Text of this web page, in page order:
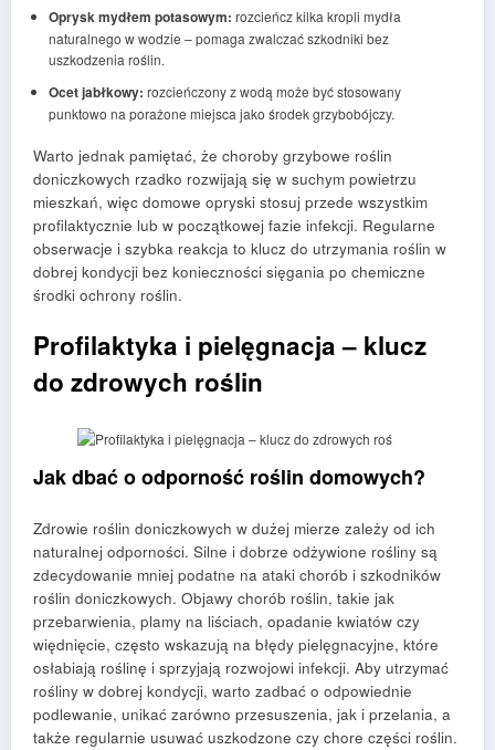
Oprysk mydłem potasowym: rozcieńcz kilka kropli mydła
naturalnego w wodzie – pomaga zwalczać szkodniki bez
uszkodzenia roślin.
Ocet jabłkowy: rozcieńczony z wodą może być stosowany
punktowo na porażone miejsca jako środek grzybobójczy.
Warto jednak pamiętać, że choroby grzybowe roślin
doniczkowych rzadko rozwijają się w suchym powietrzu
mieszkań, więc domowe opryski stosuj przede wszystkim
profilaktycznie lub w początkowej fazie infekcji. Regularne
obserwacje i szybka reakcja to klucz do utrzymania roślin w
dobrej kondycji bez konieczności sięgania po chemiczne
środki ochrony roślin.
Profilaktyka i pielęgnacja – klucz
do zdrowych roślin
Jak dbać o odporność roślin domowych?
Zdrowie roślin doniczkowych w dużej mierze zależy od ich
naturalnej odporności. Silne i dobrze odżywione rośliny są
zdecydowanie mniej podatne na ataki chorób i szkodników
roślin doniczkowych. Objawy chorób roślin, takie jak
przebarwienia, plamy na liściach, opadanie kwiatów czy
więdnięcie, często wskazują na błędy pielęgnacyjne, które
osłabiają roślinę i sprzyjają rozwojowi infekcji. Aby utrzymać
rośliny w dobrej kondycji, warto zadbać o odpowiednie
podlewanie, unikać zarówno przesuszenia, jak i przelania, a
także regularnie usuwać uszkodzone czy chore części roślin.